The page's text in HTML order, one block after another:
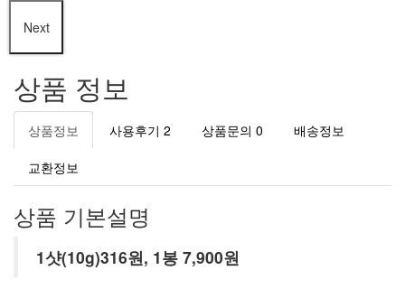
Next
상품 정보
상품정보 사용후기 2 상품문의 0 배송정보
교환정보
상품 기본설명
1샷(10g)316원, 1봉 7,900원